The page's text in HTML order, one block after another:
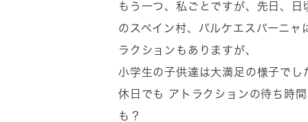
もう一つ、私ごとですが、先日、
のスペイン村、パルケエスパーニ
ラクションもありますが、
小学生の子供達は大満足の様子でし
休日でも アトラクションの待ち時
も？